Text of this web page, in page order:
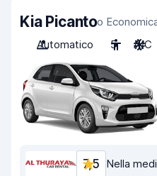
Kia Picantoo
Automatico
5 A/C
7,5 Nella